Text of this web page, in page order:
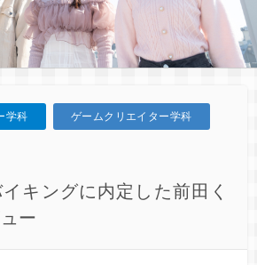
学科 ゲームクリエイター学科
キングに内定した前田く
ー